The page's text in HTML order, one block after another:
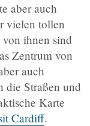
aber auch
vielen tollen
ihnen sind
Zentrum von
auch
die Straßen und
Karte
Cardiff.